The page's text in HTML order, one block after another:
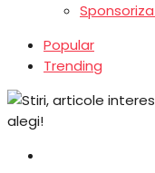
Popular
Trending